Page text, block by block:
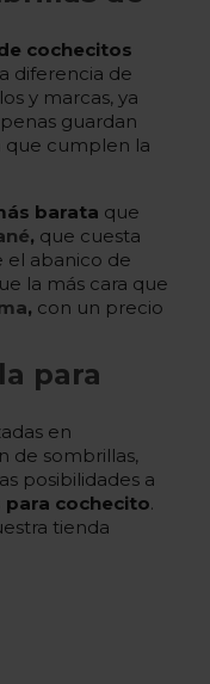
cochecitos
diferencia de
y marcas, ya
guardan
que cumplen la
barata que
, que cuesta
el abanico de
la más cara que
, con un precio
para
en
de sombrillas,
posibilidades a
cochecito.
tienda